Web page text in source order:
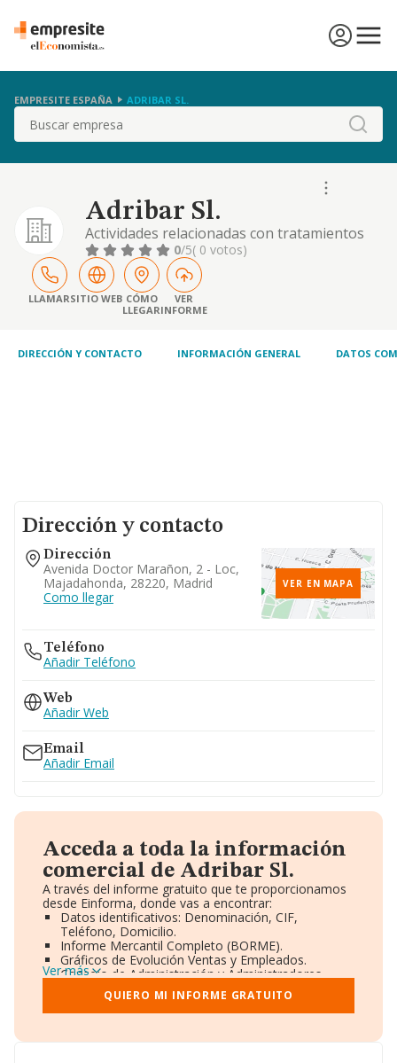
EMPRESITE ESPAÑA ADRIBAR SL.
Buscar
Adribar Sl.
Actividades relacionadas con tratamientos
de belleza, incluyendo los tratamientos
capilares y tratamientos de belleza y
estetica, faciales y corporales, cosmeticos,
masajes, manicura.
0/5( 0 votos)
LLAMARSITIO WEB CÓMO
LLEGAR
VER
INFORME
DIRECCIÓN Y CONTACTO INFORMACIÓN GENERAL DATOS
Dirección y contacto
Dirección
Avenida Doctor Marañon, 2 - Loc,
Majadahonda, 28220, Madrid
Como llegar
VER EN MAPA
Teléfono
Añadir Teléfono
Web
Añadir Web
Email
Añadir Email
Acceda a toda la información
comercial de Adribar Sl.
A través del informe gratuito que te proporcionamos
desde Einforma, donde vas a encontrar:
Datos identificativos: Denominación, CIF,
Teléfono, Domicilio.
Informe Mercantil Completo (BORME).
Gráficos de Evolución Ventas y Empleados.
Consejo de Administración y Administradores.
Directivos y Ejecutivos.
Accionistas.
Participaciones y Vinculaciones en otras empresas.
Información oficial y registral complementaria.
Ver más
QUIERO MI INFORME GRATUITO